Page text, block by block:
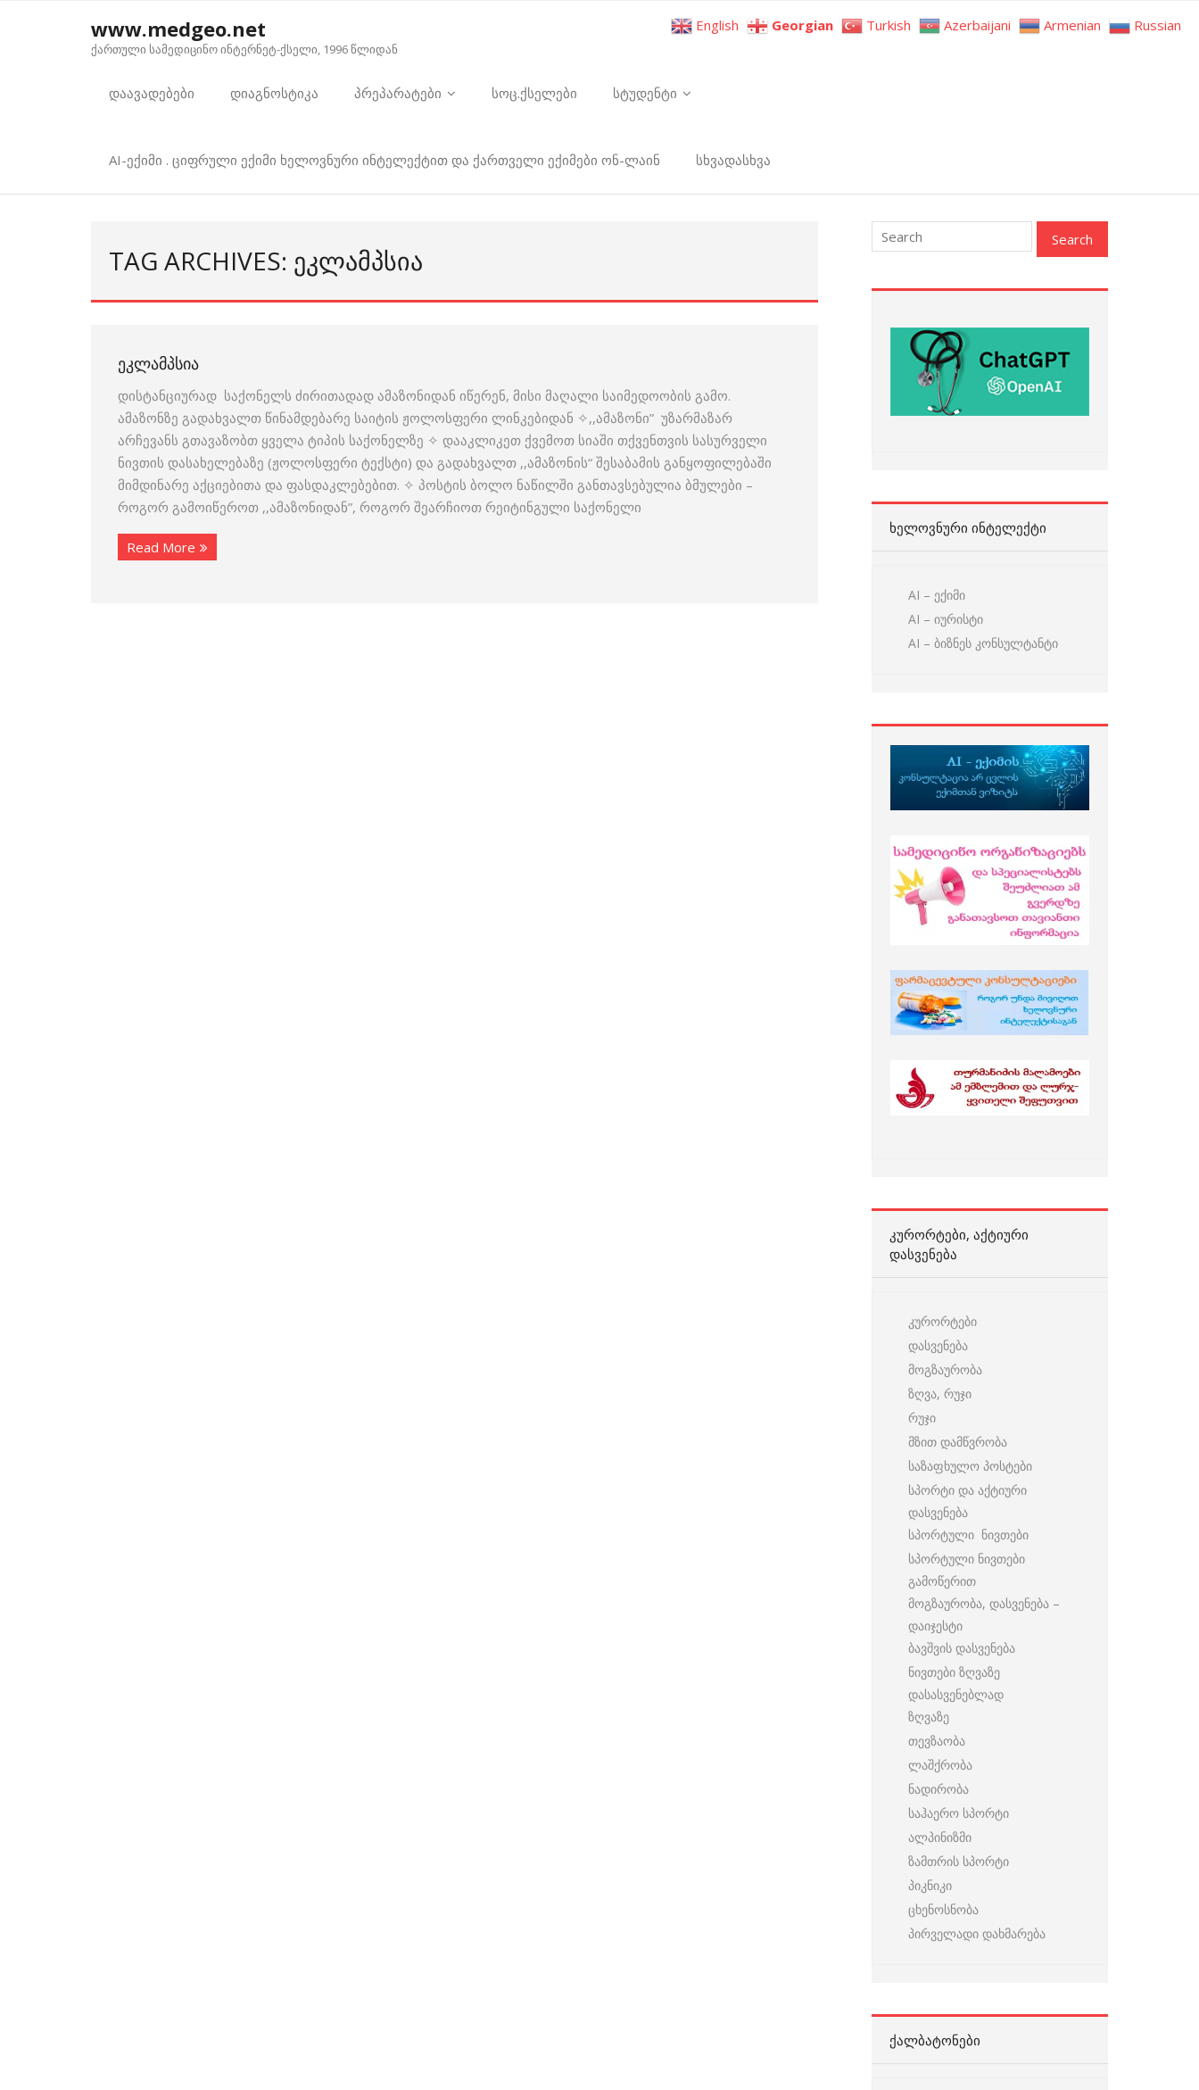
www.medgeo.net
ქართული სამედიცინო ინტერნეტ-ქსელი, 1996 წლიდან
დაავადებები დიაგნოსტიკა პრეპარატები სოც.ქსელები სტუდენტი
AI-ექიმი . ციფრული ექიმი ხელოვნური ინტელექტით და ქართველი ექიმები ონ-ლაინ სხვადასხვა
TAG ARCHIVES: ᲔᲙᲚᲐᲛᲞᲡᲘᲐ
ᲔᲙᲚᲐᲛᲞᲡᲘᲐ
დისტანციურად საქონელს ძირითადად ამაზონიდან იწერენ, მისი მაღალი საიმედოობის გამო.
ამაზონზე გადახვალთ წინამდებარე საიტის ჟოლოსფერი ლინკებიდან ✧,,ამაზონი” უზარმაზარ
არჩევანს გთავაზობთ ყველა ტიპის საქონელზე ✧ დააკლიკეთ ქვემოთ სიაში თქვენთვის სასურველი
ნივთის დასახელებაზე (ჟოლოსფერი ტექსტი) და გადახვალთ ,,ამაზონის“ შესაბამის განყოფილებაში
მიმდინარე აქციებითა და ფასდაკლებებით. ✧ პოსტის ბოლო ნაწილში განთავსებულია ბმულები –
როგორ გამოიწეროთ ,,ამაზონიდან”, როგორ შეარჩიოთ რეიტინგული საქონელი
Read More
ᲮᲔᲚᲝᲕᲜᲣᲠᲘ ᲘᲜᲢᲔᲚᲔᲥᲢᲘ
AI – ექიმი
AI – იურისტი
AI – ბიზნეს კონსულტანტი
ᲙᲣᲠᲝᲠᲢᲔᲑᲘ, ᲐᲥᲢᲘᲣᲠᲘ
ᲓᲐᲡᲕᲔᲜᲔᲑᲐ
კურორტები
დასვენება
მოგზაურობა
ზღვა, რუჯი
რუჯი
მზით დამწვრობა
საზაფხულო პოსტები
სპორტი და აქტიური
დასვენება
სპორტული ნივთები
სპორტული ნივთები
გამოწერით
მოგზაურობა, დასვენება –
დაიჯესტი
ბავშვის დასვენება
ნივთები ზღვაზე
დასასვენებლად
ზღვაზე
თევზაობა
ლაშქრობა
ნადირობა
საჰაერო სპორტი
ალპინიზმი
ზამთრის სპორტი
პიკნიკი
ცხენოსნობა
პირველადი დახმარება
ᲥᲐᲚᲑᲐᲢᲝᲜᲔᲑᲘ
English Georgian Turkish Azerbaijani Armenian Russian